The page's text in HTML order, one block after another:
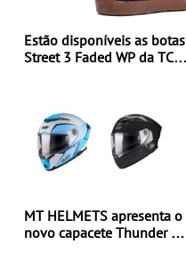
Estão disponíveis as botas
Street 3 Faded WP da TCX
MT HELMETS apresenta o
novo capacete Thunder 4 R